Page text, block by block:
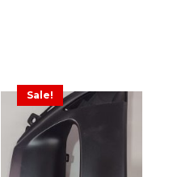
Sale!